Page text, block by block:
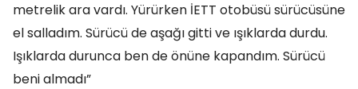
metrelik ara vardı. Yürürken İETT otobüsü sürücüsüne
el salladım. Sürücü de aşağı gitti ve ışıklarda durdu.
Işıklarda durunca ben de önüne kapandım. Sürücü
beni almadı”